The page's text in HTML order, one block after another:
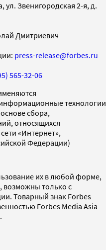
ул. Звенигородская 2-я, д.
Дмитриевич
press-release@forbes.ru
565-32-06
технологии
сбора,
относящихся
«Интернет»,
Федерации)
их в любой форме,
возможны только с
Товарный знак Forbes
Forbes Media Asia